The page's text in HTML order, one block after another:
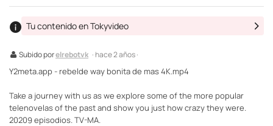
Subido porelrebotvk · hace 2 años ·
Tu contenido en Tokyvideo
Y2meta.app - rebelde way bonita de mas 4K.mp4
Take a journey with us as we explore some of the more popular
telenovelas of the past and show you just how crazy they were.
20209 episodios. TV-MA.